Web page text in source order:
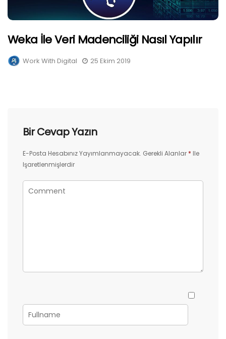
Weka İle Veri Madenciliği Nasıl Yapılır
Work With Digital 25 Ekim 2019
Bir Cevap Yazın
E-Posta Hesabınız Yayımlanmayacak. Gerekli Alanlar * Ile
Işaretlenmişlerdir